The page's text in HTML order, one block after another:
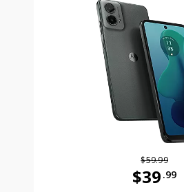
$59.99
$39 .99